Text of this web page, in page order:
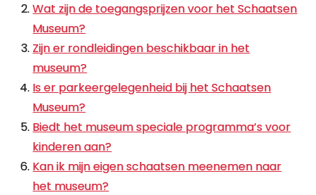
Wat zijn de toegangsprijzen voor het Schaatsen
Museum?
Zijn er rondleidingen beschikbaar in het
museum?
Is er parkeergelegenheid bij het Schaatsen
Museum?
Biedt het museum speciale programma’s voor
kinderen aan?
Kan ik mijn eigen schaatsen meenemen naar
het museum?